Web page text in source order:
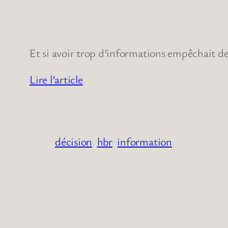
Et si avoir trop d’informations empêchait
Lire l’article
décision hbr information